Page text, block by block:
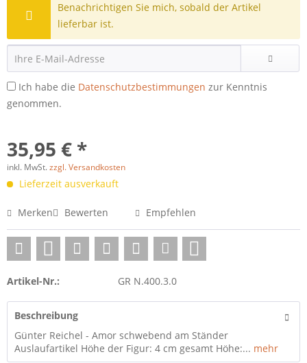
Benachrichtigen Sie mich, sobald der Artikel
lieferbar ist.
Ich habe die Datenschutzbestimmungen zur Kenntnis
genommen.
35,95 € *
inkl. MwSt.zzgl. Versandkosten
Lieferzeit ausverkauft
Merken Bewerten Empfehlen
Artikel-Nr.: GR N.400.3.0
Beschreibung
Günter Reichel - Amor schwebend am Ständer
Auslaufartikel Höhe der Figur: 4 cm gesamt Höhe:... mehr